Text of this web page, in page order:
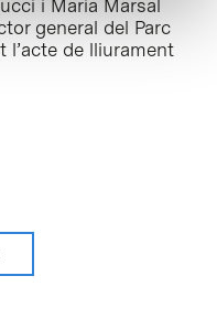
i Maria Marsal
general del Parc
l’acte de lliurament